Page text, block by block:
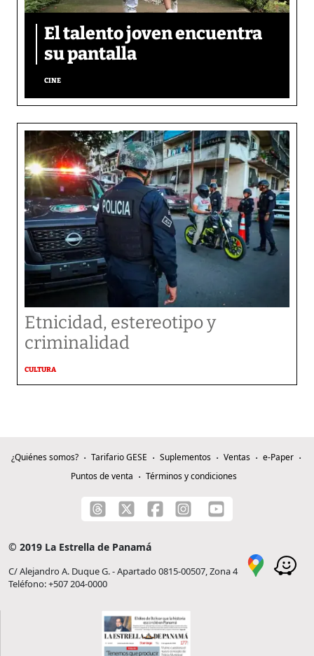
El talento joven encuentra
su pantalla​
CINE
Etnicidad, estereotipo y
criminalidad
CULTURA
¿Quiénes somos? Tarifario GESE Suplementos Ventas
e-Paper
Puntos de venta
Términos y condiciones
© 2019 La Estrella de Panamá
C/ Alejandro A. Duque G. - Apartado 0815-00507, Zona 4
Teléfono: +507 204-0000